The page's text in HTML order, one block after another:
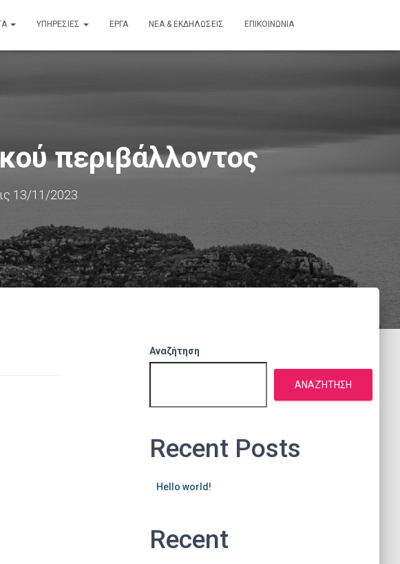
ΥΠΗΡΕΣΙΕΣ ΕΡΓΑ ΝΕΑ & ΕΚΔΗΛΩΣΕΙΣ ΕΠΙΚΟΙΝΩΝΙΑ
περιβάλλοντος
13/11/2023
Αναζήτηση
ΑΝΑΖΉΤΗΣΗ
Recent Posts
Hello world!
Recent